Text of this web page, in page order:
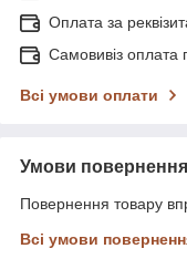
Оплата за
Самовивіз оплата
Всі умови оплати
Умови повернення
Повернення товару
Всі умови